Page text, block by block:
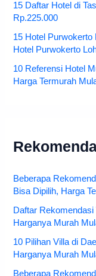
15 Daftar Hotel di
Rp.225.000
15 Hotel Purwokerto
Hotel Purwokerto
10 Referensi Hotel
Harga Termurah
Beberapa
Bisa Dipilih, Harga
Daftar
Harganya Murah
10 Pilihan Villa di
Harganya Murah
Beberapa